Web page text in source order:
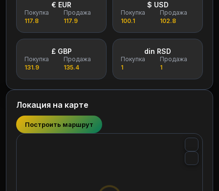
€ EUR
Покупка
117.8
Продажа
117.9
$ USD
Покупка
100.1
Продажа
102.8
£ GBP
Покупка
131.9
Продажа
135.4
din RSD
Покупка
1
Продажа
1
Локация на карте
Построить маршрут